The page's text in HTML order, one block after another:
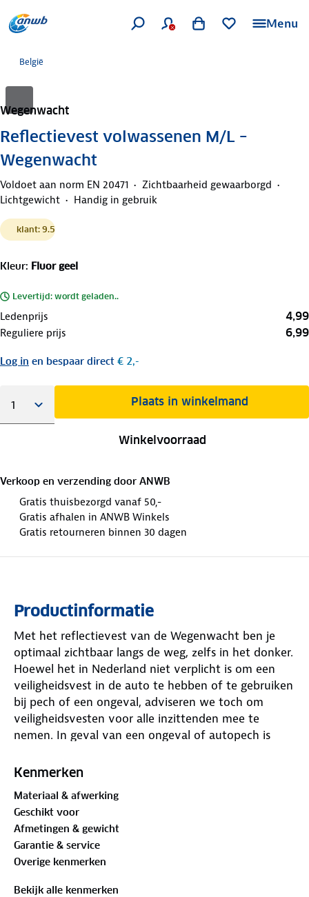
Menu
België
Wegenwacht
Reflectievest volwassenen M/L –
Wegenwacht
Voldoet aan norm EN 20471
Zichtbaarheid gewaarborgd
Lichtgewicht
Handig in gebruik
klant: 9.5
Kleur: Fluor geel
Levertijd: wordt geladen..
Ledenprijs 4,99
Reguliere prijs 6,99
Log in en bespaar direct € 2,-
Plaats in winkelmand
Winkelvoorraad
Verkoop en verzending door ANWB
Gratis thuisbezorgd vanaf 50,-
Gratis afhalen in ANWB Winkels
Gratis retourneren binnen 30 dagen
Productinformatie
Met het reflectievest van de Wegenwacht ben je
optimaal zichtbaar langs de weg, zelfs in het donker.
Hoewel het in Nederland niet verplicht is om een
veiligheidsvest in de auto te hebben of te gebruiken
bij pech of een ongeval, adviseren we toch om
veiligheidsvesten voor alle inzittenden mee te
nemen. In geval van een ongeval of autopech is
strepen zorgen ervoor dat je zelfs van grote afstand
In sommige Europese landen is het wel verplicht om
reflecterende vesten in je auto te hebben.
Raadpleeg daarom altijd de regels van het
desbetreffende land voordat je op reis gaat. Dit
reflectievest is niet alleen geschikt voor in de auto,
Kenmerken
Materiaal & afwerking
Geschikt voor
Afmetingen & gewicht
Garantie & service
Overige kenmerken
Bekijk alle kenmerken